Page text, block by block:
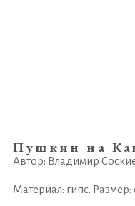
Пушкин на
Автор: Владимир
Материал: гипс. Размер: